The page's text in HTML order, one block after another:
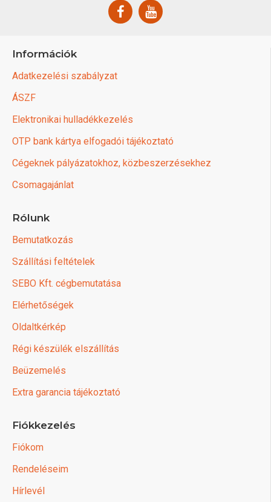
Információk
Adatkezelési szabályzat
ÁSZF
Elektronikai hulladékkezelés
OTP bank kártya elfogadói tájékoztató
Cégeknek pályázatokhoz, közbeszerzésekhez
Csomagajánlat
Rólunk
Bemutatkozás
Szállítási feltételek
SEBO Kft. cégbemutatása
Elérhetőségek
Oldaltkérkép
Régi készülék elszállítás
Beüzemelés
Extra garancia tájékoztató
Fiókkezelés
Fiókom
Rendeléseim
Hírlevél